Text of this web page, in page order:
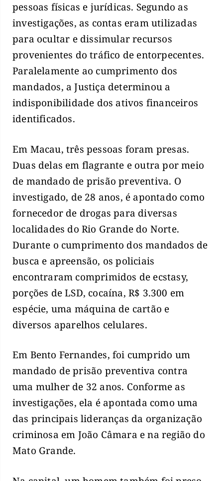
pessoas físicas e jurídicas. Segundo as
investigações, as contas eram utilizadas
para ocultar e dissimular recursos
provenientes do tráfico de entorpecentes.
Paralelamente ao cumprimento dos
mandados, a Justiça determinou a
indisponibilidade dos ativos financeiros
identificados.
Em Macau, três pessoas foram presas.
Duas delas em flagrante e outra por meio
de mandado de prisão preventiva. O
investigado, de 28 anos, é apontado como
fornecedor de drogas para diversas
localidades do Rio Grande do Norte.
Durante o cumprimento dos mandados de
busca e apreensão, os policiais
encontraram comprimidos de ecstasy,
porções de LSD, cocaína, R$ 3.300 em
espécie, uma máquina de cartão e
diversos aparelhos celulares.
Em Bento Fernandes, foi cumprido um
mandado de prisão preventiva contra
uma mulher de 32 anos. Conforme as
investigações, ela é apontada como uma
das principais lideranças da organização
criminosa em João Câmara e na região do
Mato Grande.